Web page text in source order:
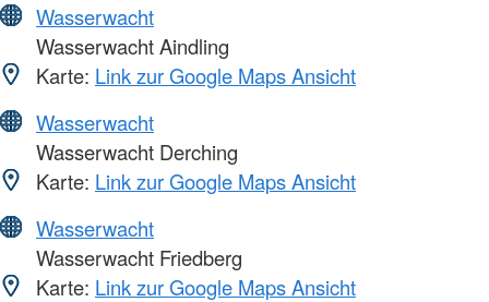
Wasserwacht
Wasserwacht Aindling
Karte: Link zur Google Maps Ansicht
Wasserwacht
Wasserwacht Derching
Karte: Link zur Google Maps Ansicht
Wasserwacht
Wasserwacht Friedberg
Karte: Link zur Google Maps Ansicht